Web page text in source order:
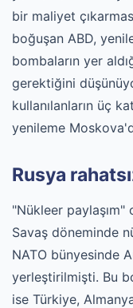
bir maliyet
boğuşan ABD,
bombaların yer
gerektiğini
kullanılanların üç
yenileme
Rusya
"Nükleer paylaşım"
Savaş döneminde
NATO bünyesinde
yerleştirilmişti. Bu
ise Türkiye,